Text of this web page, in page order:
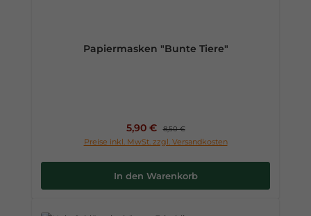
Papiermasken "Bunte Tiere"
Verkaufspreis:
5,90 € Regulärer Preis:
8,50 €
Preise inkl. MwSt. zzgl. Versandkosten
In den Warenkorb